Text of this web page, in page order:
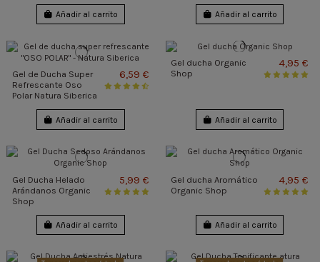
Añadir al carrito Añadir al carrito
Gel de Ducha Super
Refrescante Oso
Polar Natura Siberica
6,59 €
Añadir al carrito
Gel ducha Organic
Shop
4,95 €
Añadir al carrito
Gel Ducha Helado
Arándanos Organic
Shop
5,99 €
Añadir al carrito
Gel ducha Aromático
Organic Shop
4,95 €
Añadir al carrito